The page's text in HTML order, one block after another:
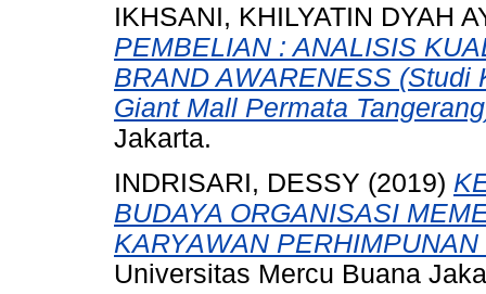
IKHSANI, KHILYATIN DYAH
PEMBELIAN : ANALISIS
BRAND AWARENESS (Studi
Giant Mall Permata
Jakarta.
INDRISARI, DESSY (2019)
BUDAYA ORGANISASI
KARYAWAN
Universitas Mercu Buana